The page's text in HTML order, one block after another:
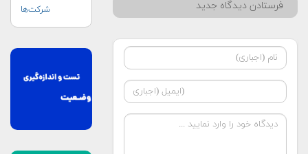
فرستادن دیدگاه جدید
شرکت‌ها